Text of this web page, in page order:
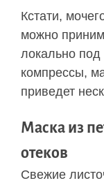
Кстати,
можно
локально
компрессы,
приведет
Маска из
отеков
Свежие